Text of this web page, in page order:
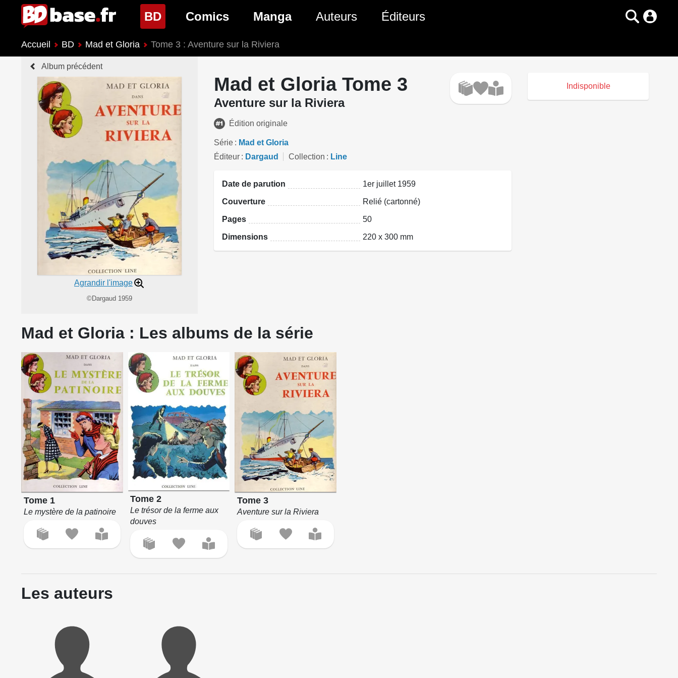
BD(page courante)
Nouveautés BD
Genres BD
Comics
Nouveautés Comics
Genres Comics
Manga
Nouveautés Manga
Genres Manga
Auteurs Éditeurs
Accueil BD Mad et Gloria Tome 3 : Aventure sur la Riviera
Album précédent
Agrandir l'image
©Dargaud 1959
Mad et Gloria Tome 3
Aventure sur la Riviera
Édition originale
Série
Mad et Gloria
Éditeur
Dargaud Collection Line
Date de parution 1er juillet 1959
Couverture Relié (cartonné)
Pages 50
Dimensions 220 x 300 mm
Indisponible
Mad et Gloria : Les albums de la série
Tome 1
Le mystère de la patinoire
Tome 2
Le trésor de la ferme aux
douves
Tome 3
Aventure sur la Riviera
Les auteurs